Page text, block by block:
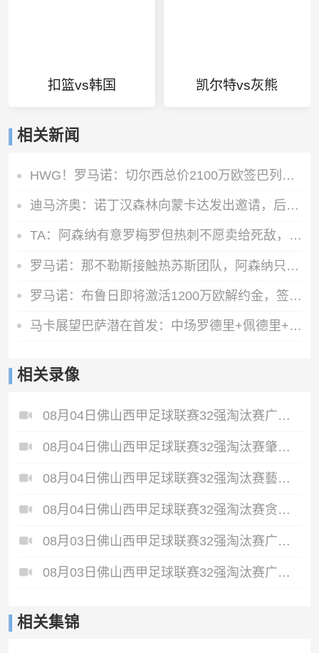
扣篮vs韩国 凯尔特vs灰熊
相关新闻
HWG！罗马诺：切尔西总价2100万欧签巴列卡诺28岁左后卫查瓦里亚
迪马济奥：诺丁汉森林向蒙卡达发出邀请，后者可能前往英超发展
TA：阿森纳有意罗梅罗但热刺不愿卖给死敌，马竞国米是最可能下家
罗马诺：那不勒斯接触热苏斯团队，阿森纳只接受永久转会
罗马诺：布鲁日即将激活1200万欧解约金，签下马略卡前锋比尔希利
马卡展望巴萨潜在首发：中场罗德里+佩德里+奥尔莫 阿德耶米中锋
相关录像
08月04日佛山西甲足球联赛32强淘汰赛广东西南建设VS香港圣徒全场录像
08月04日佛山西甲足球联赛32强淘汰赛肇庆恒骏成VS三七互娱全场录像
08月04日佛山西甲足球联赛32强淘汰赛藝品高國際VS湛江狂狼·粵辉能源全场录像
08月04日佛山西甲足球联赛32强淘汰赛贪玩游戏VS美的薪火全场录像
08月03日佛山西甲足球联赛32强淘汰赛广州求信VS顺德新青年全场录像
08月03日佛山西甲足球联赛32强淘汰赛广州蜀地红VS广州戴拿模全场录像
相关集锦